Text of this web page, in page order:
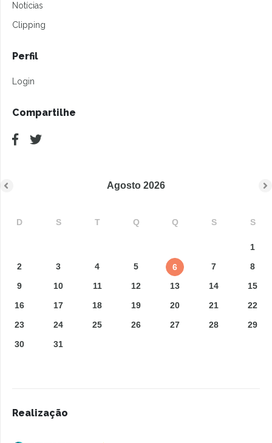
Notícias
Clipping
Perfil
Login
Compartilhe
Agosto 2026
D S T Q Q S S
1
2
3 4 5 6 7
8
9
10 11 12 13 14
15
16
17 18 19 20 21
22
23
24 25 26 27 28
29
30
31
Realização